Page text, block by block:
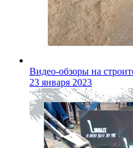
Видео-обзоры на
23 января 2023